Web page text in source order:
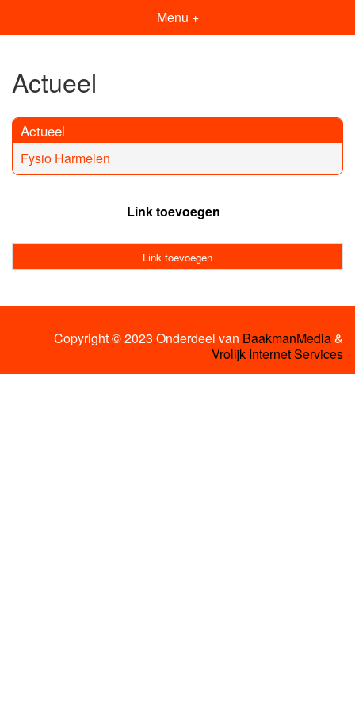
Menu +
Actueel
Actueel
Fysio Harmelen
Link toevoegen
Link toevoegen
Copyright © 2023 Onderdeel van BaakmanMedia&
Vrolijk Internet Services